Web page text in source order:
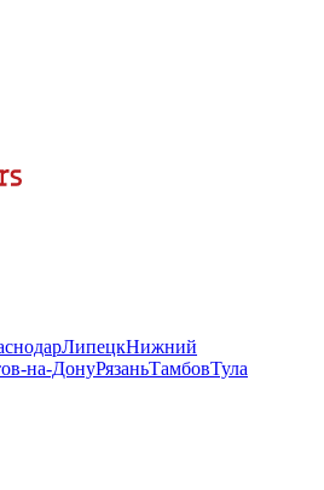
ЛипецкНижний
на-ДонуРязаньТамбовТула